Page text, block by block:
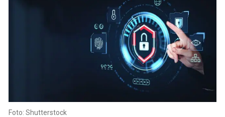
Foto: Shutterstock